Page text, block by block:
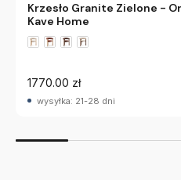
Krzesło Granite Zielone -
Kave Home
1770.00 zł
wysyłka: 21-28 dni